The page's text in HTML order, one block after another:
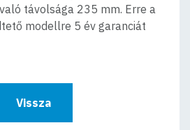
távolsága 235 mm. Erre a
modellre 5 év garanciát
Vissza